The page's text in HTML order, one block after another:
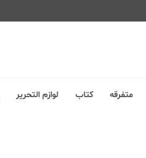
متفرقه کتاب لوازم التحریر